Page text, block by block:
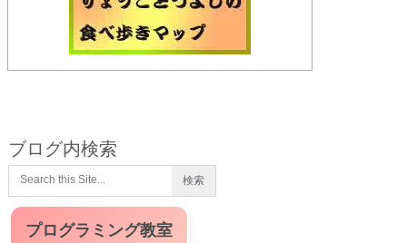
ブログ内検索
プログラミング教室